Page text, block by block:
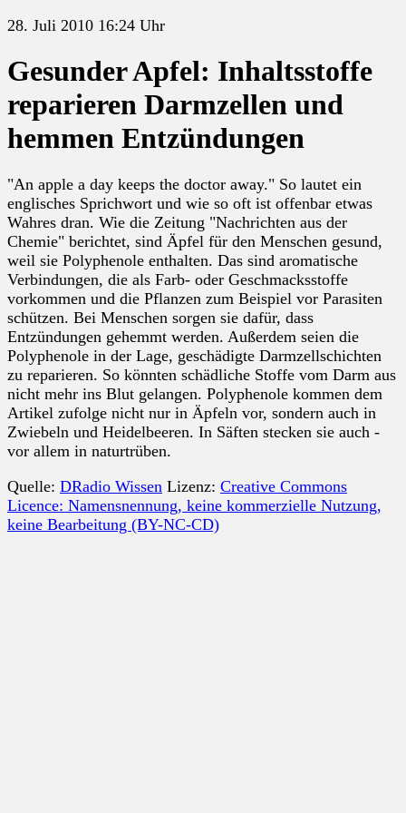
28. Juli 2010 16:24 Uhr
Gesunder Apfel: Inhaltsstoffe
reparieren Darmzellen und
hemmen Entzündungen
"An apple a day keeps the doctor away." So lautet ein
englisches Sprichwort und wie so oft ist offenbar etwas
Wahres dran. Wie die Zeitung "Nachrichten aus der
Chemie" berichtet, sind Äpfel für den Menschen gesund,
weil sie Polyphenole enthalten. Das sind aromatische
Verbindungen, die als Farb- oder Geschmacksstoffe
vorkommen und die Pflanzen zum Beispiel vor Parasiten
schützen. Bei Menschen sorgen sie dafür, dass
Entzündungen gehemmt werden. Außerdem seien die
Polyphenole in der Lage, geschädigte Darmzellschichten
zu reparieren. So könnten schädliche Stoffe vom Darm aus
nicht mehr ins Blut gelangen. Polyphenole kommen dem
Artikel zufolge nicht nur in Äpfeln vor, sondern auch in
Zwiebeln und Heidelbeeren. In Säften stecken sie auch -
vor allem in naturtrüben.
Quelle: DRadio Wissen Lizenz: Creative Commons
Licence: Namensnennung, keine kommerzielle Nutzung,
keine Bearbeitung (BY-NC-CD)